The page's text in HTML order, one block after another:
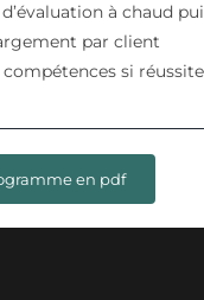
à chaud
par client
si réussite
en pdf